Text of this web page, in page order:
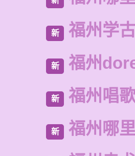
新 福州学
新 福州
新 福州唱
新 福州哪